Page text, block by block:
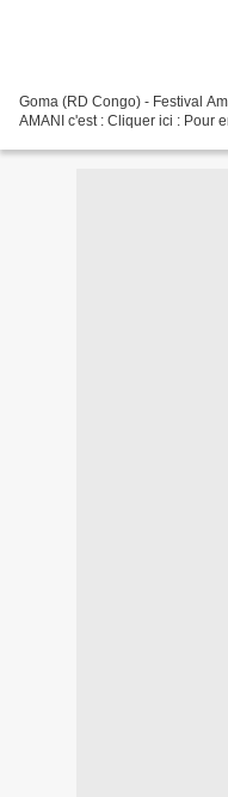
Goma (RD Congo) - Festival
AMANI c'est : Cliquer ici : Pour